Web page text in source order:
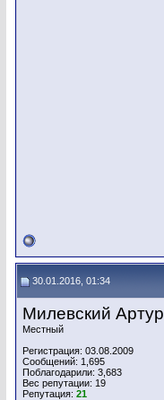
30.01.2016, 01:34
Милевский Артур
Местный
Регистрация: 03.08.2009
Сообщений: 1,695
Поблагодарили: 3,683
Вес репутации: 19
Репутация: 21